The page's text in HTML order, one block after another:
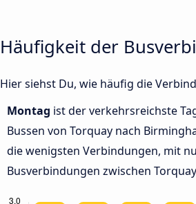
Häufigkeit der
Hier siehst Du, wie häufig die
Montag ist der verkehrsreichste
Bussen von Torquay nach
die wenigsten Verbindungen, mit
Busverbindungen zwischen